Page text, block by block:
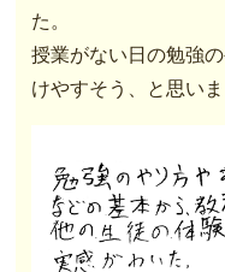
た。
授業がない日の勉強
けやすそう、と思いま